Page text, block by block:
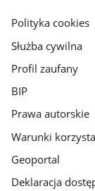
gov.pl
Polityka cookies
Służba cywilna
Profil zaufany
BIP
Prawa autorskie
Warunki
Geoportal
Deklaracja